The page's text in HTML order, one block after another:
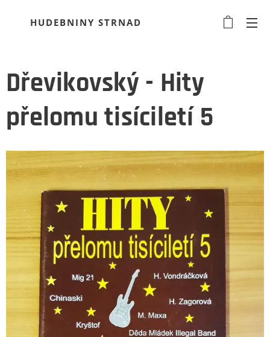
HUDEBNINY STRNAD
Dřevikovský - Hity
přelomu tisíciletí 5